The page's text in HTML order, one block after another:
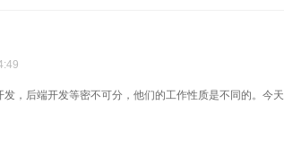
，后端开发等密不可分，他们的工作性质是不同的。今天